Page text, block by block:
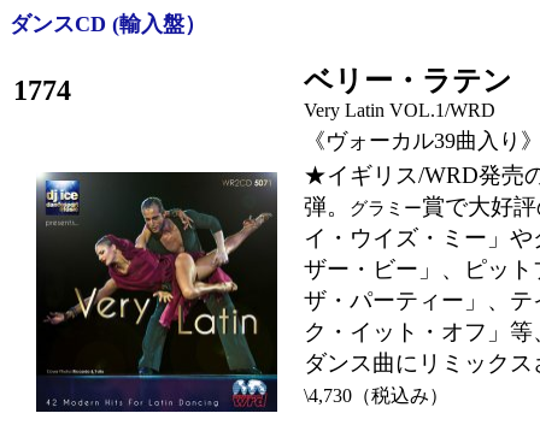
ダンスCD (輸入盤）
1774 ベリー・ラテン
Very Latin VOL.1/WRD
《ヴォーカル39曲入り
★イギリス/WRD発売
弾。
グラミー賞で大好
イ・ウイズ・ミー」
ザー・ビー」、ピッ
ザ・パーティー」、
ク・イット・オフ」
ダンス曲にリミック
\4,730（税込み）